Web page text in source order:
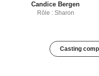
Candice Bergen
Rôle : Sharon
Casting